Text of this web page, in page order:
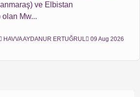
ve Elbistan
Mw...
HAVVA AYDANUR ERTUĞRUL 09 Aug 2026